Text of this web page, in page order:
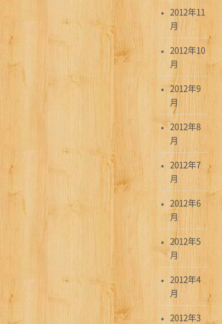
2012年11
月
2012年10
月
2012年9
月
2012年8
月
2012年7
月
2012年6
月
2012年5
月
2012年4
月
2012年3